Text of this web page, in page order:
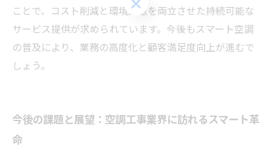
ことで、コスト削減と環境配慮を両立させた持続可能な
サービス提供が求められています。今後もスマート空調
の普及により、業務の高度化と顧客満足度向上が進むで
しょう。
今後の課題と展望：空調工事業界に訪れるスマート革
命